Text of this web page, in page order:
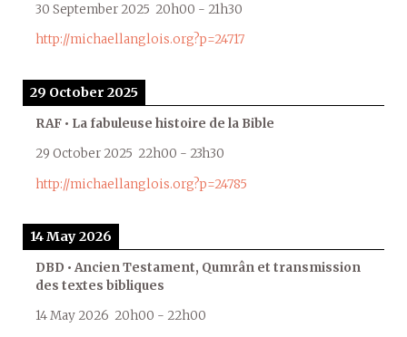
30 September 2025 20h00 - 21h30
http://michaellanglois.org?p=24717
29 October 2025
RAF • La fabuleuse histoire de la Bible
29 October 2025 22h00 - 23h30
http://michaellanglois.org?p=24785
14 May 2026
DBD • Ancien Testament, Qumrân et transmission
des textes bibliques
14 May 2026 20h00 - 22h00